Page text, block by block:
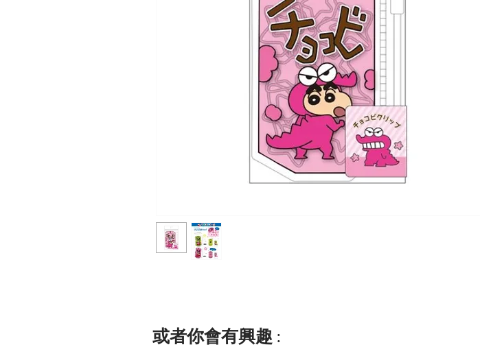
或者你會有興趣 :